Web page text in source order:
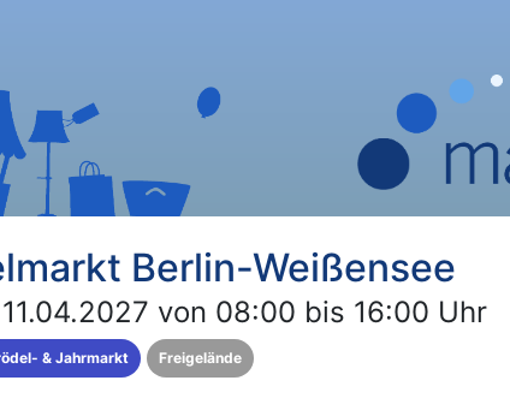
Berlin-Weißensee
von 08:00 bis 16:00 Uhr
& Jahrmarkt Freigelände